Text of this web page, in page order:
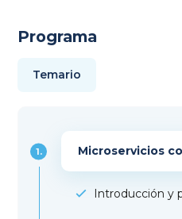
Programa
Temario
1. Microservicios
Introducción y